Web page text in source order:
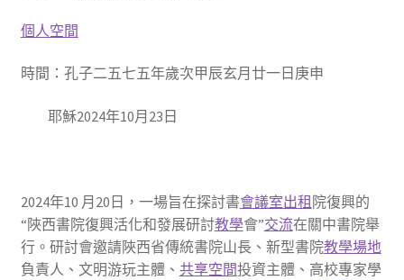
個人空間
時間：孔子二五七五年歲次甲辰玄月廿一日庚申
耶穌2024年10月23日
2024年10 月20日，一場旨在探討書會議室出租 院復興的
“陜西書院復興活化和發展研討教學會”交流在關中書院舉
行。研討會邀請陜西省傳統書院山長、新型書院教學場地
負責人、文明游玩主體、 共享空間投資主體、高校專家學